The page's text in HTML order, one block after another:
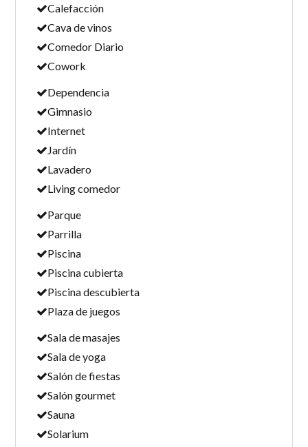
Calefacción
Cava de vinos
Comedor Diario
Cowork
Dependencia
Gimnasio
Internet
Jardín
Lavadero
Living comedor
Parque
Parrilla
Piscina
Piscina cubierta
Piscina descubierta
Plaza de juegos
Sala de masajes
Sala de yoga
Salón de fiestas
Salón gourmet
Sauna
Solarium